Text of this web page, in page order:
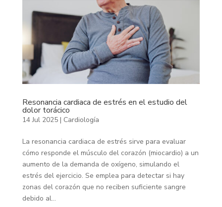
Resonancia cardiaca de estrés en el estudio del
dolor torácico
14 Jul 2025| Cardiología
La resonancia cardiaca de estrés sirve para evaluar
cómo responde el músculo del corazón (miocardio) a un
aumento de la demanda de oxígeno, simulando el
estrés del ejercicio. Se emplea para detectar si hay
zonas del corazón que no reciben suficiente sangre
debido al...